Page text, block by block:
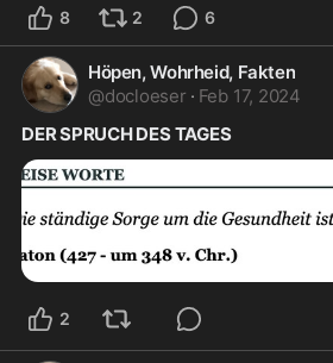
8 2 6
Höpen, Wohrheid, Fakten
@docloeser · Feb 17, 2024
DER SPRUCH DES TAGES
2